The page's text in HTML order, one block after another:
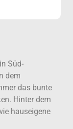
Süd-
dem
das bunte
Hinter dem
hauseigene